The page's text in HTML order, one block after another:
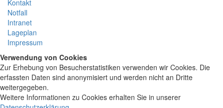
Kontakt
Notfall
Intranet
Lageplan
Impressum
Verwendung von Cookies
Zur Erhebung von Besucherstatistiken verwenden wir Cookies. Die
erfassten Daten sind anonymisiert und werden nicht an Dritte
weitergegeben.
Weitere Informationen zu Cookies erhalten Sie in unserer